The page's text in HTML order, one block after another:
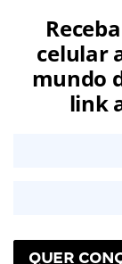
Receba
celular
mundo
link
QUER